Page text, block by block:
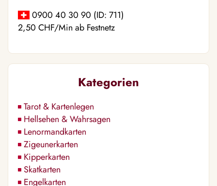
0900 40 30 90 (ID: 711)
2,50 CHF/Min ab Festnetz
Kategorien
Tarot & Kartenlegen
Hellsehen & Wahrsagen
Lenormandkarten
Zigeunerkarten
Kipperkarten
Skatkarten
Engelkarten